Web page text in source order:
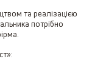
та реалізацією
потрібно